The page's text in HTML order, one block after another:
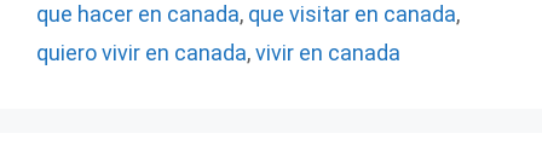
que hacer en canada, que visitar en canada,
quiero vivir en canada,vivir en canada